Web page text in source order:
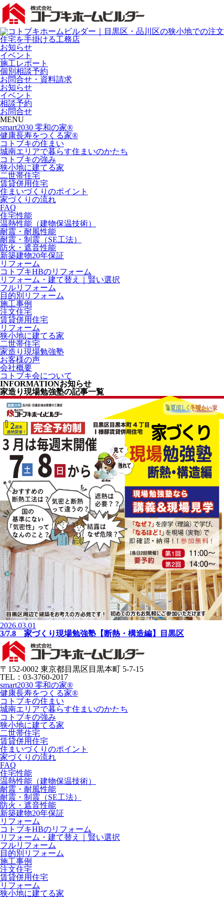
お知らせ
イベント
施工レポート
個別相談予約
お問合せ・資料請求
お知らせ
イベント
相談予約
お問合せ
MENU
smart2030 零和の家®
健康長寿をつくる家®
コトブキの住まい
城南エリアで暮らす住まいのかたち
コトブキの強み
狭小地に建てる家
二世帯住宅
賃貸併用住宅
住まいづくりのポイント
家づくりの流れ
FAQ
住宅性能
温熱性能（建物保温技術）
耐震・耐風性能
耐震・制震（SE工法）
防火・遮音性能
新築建物20年保証
リフォーム
コトブキHBのリフォーム
リフォーム・建て替え｜賢い選択
フルリフォーム
目的別リフォーム
施工事例
注文住宅
賃貸併用住宅
リフォーム
狭小地に建てる家
二世帯住宅
家造り現場勉強塾
お客様の声
会社概要
コトブキ会について
INFORMATIONお知らせ
家造り現場勉強塾の記事一覧
2026.03.01
3/7.8 家づくり現場勉強塾【断熱・構造編】目黒区
〒152-0002 東京都目黒区目黒本町 5-7-15
TEL：03-3760-2017
smart2030 零和の家®
健康長寿をつくる家®
コトブキの住まい
城南エリアで暮らす住まいのかたち
コトブキの強み
狭小地に建てる家
二世帯住宅
賃貸併用住宅
住まいづくりのポイント
家づくりの流れ
FAQ
住宅性能
温熱性能（建物保温技術）
耐震・耐風性能
耐震・制震（SE工法）
防火・遮音性能
新築建物20年保証
リフォーム
コトブキHBのリフォーム
リフォーム・建て替え｜賢い選択
フルリフォーム
目的別リフォーム
施工事例
注文住宅
賃貸併用住宅
リフォーム
狭小地に建てる家